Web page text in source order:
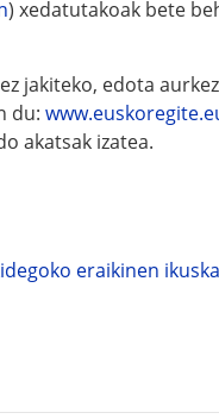
) xedatutakoak bete
jakiteko, edota
du:
akatsak izatea.
eraikinen